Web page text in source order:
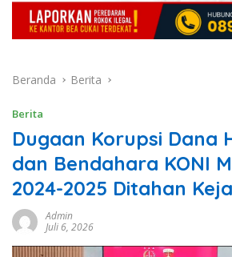
Beranda Berita
Berita
Dugaan Korupsi Dana
dan Bendahara KONI
2024-2025 Ditahan
Admin
Juli 6, 2026